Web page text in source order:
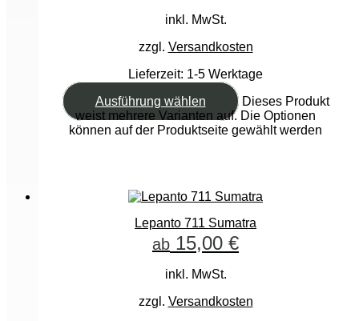
inkl. MwSt.
zzgl. Versandkosten
Lieferzeit: 1-5 Werktage
Ausführung wählen
Dieses Produkt
weist mehrere Varianten auf. Die Optionen
können auf der Produktseite gewählt werden
Lepanto 711 Sumatra
ab 15,00 €
inkl. MwSt.
zzgl. Versandkosten